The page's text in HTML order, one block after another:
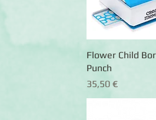
Flower Child
Punch
Preis
35,50 €